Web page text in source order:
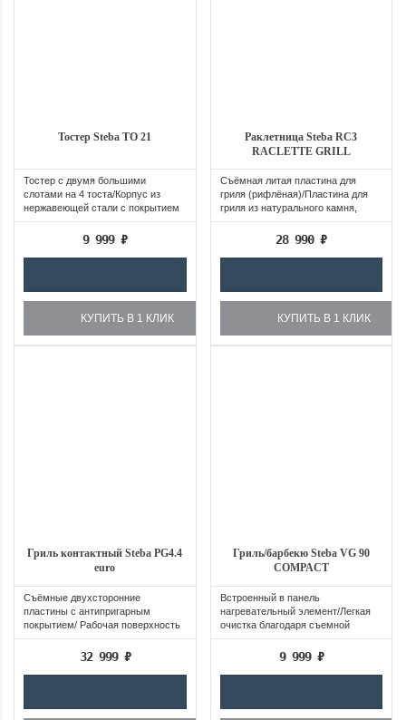
Тостер Steba TO 21
Тостер с двумя большими
слотами на 4 тоста/Корпус из
нержавеющей стали с покрытием
устойчивым к...
9 999₽
КУПИТЬ В 1 КЛИК
Раклетница Steba RC3
RACLETTE GRILL
Съёмная литая пластина для
гриля (рифлёная)/Пластина для
гриля из натурального камня,
устойчивая...
28 990₽
КУПИТЬ В 1 КЛИК
Гриль контактный Steba PG4.4
euro
Съёмные двухсторонние
пластины с антипригарным
покрытием/ Рабочая поверхность
пластины 37 x 23 см
32 999 ₽
Гриль/барбекю Steba VG 90
COMPACT
Встроенный в панель
нагревательный элемент/Легкая
очистка благодаря съемной
панели и...
9 999 ₽